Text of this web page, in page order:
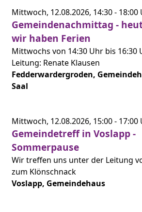
Mittwoch, 12.08.2026, 14:30 - 18:00
Gemeindenachmittag -
wir haben Ferien
Mittwochs von 14:30 Uhr bis 16:30
Leitung: Renate Klausen
Fedderwardergroden,
Saal
Mittwoch, 12.08.2026, 15:00 - 17:00
Gemeindetreff in Voslapp -
Sommerpause
Wir treffen uns unter der Leitung
zum Klönschnack
Voslapp, Gemeindehaus